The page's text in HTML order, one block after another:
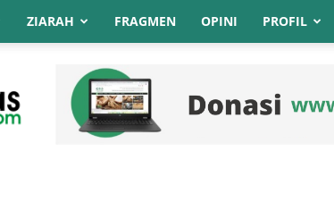
ZIARAH FRAGMEN OPINI PROFIL